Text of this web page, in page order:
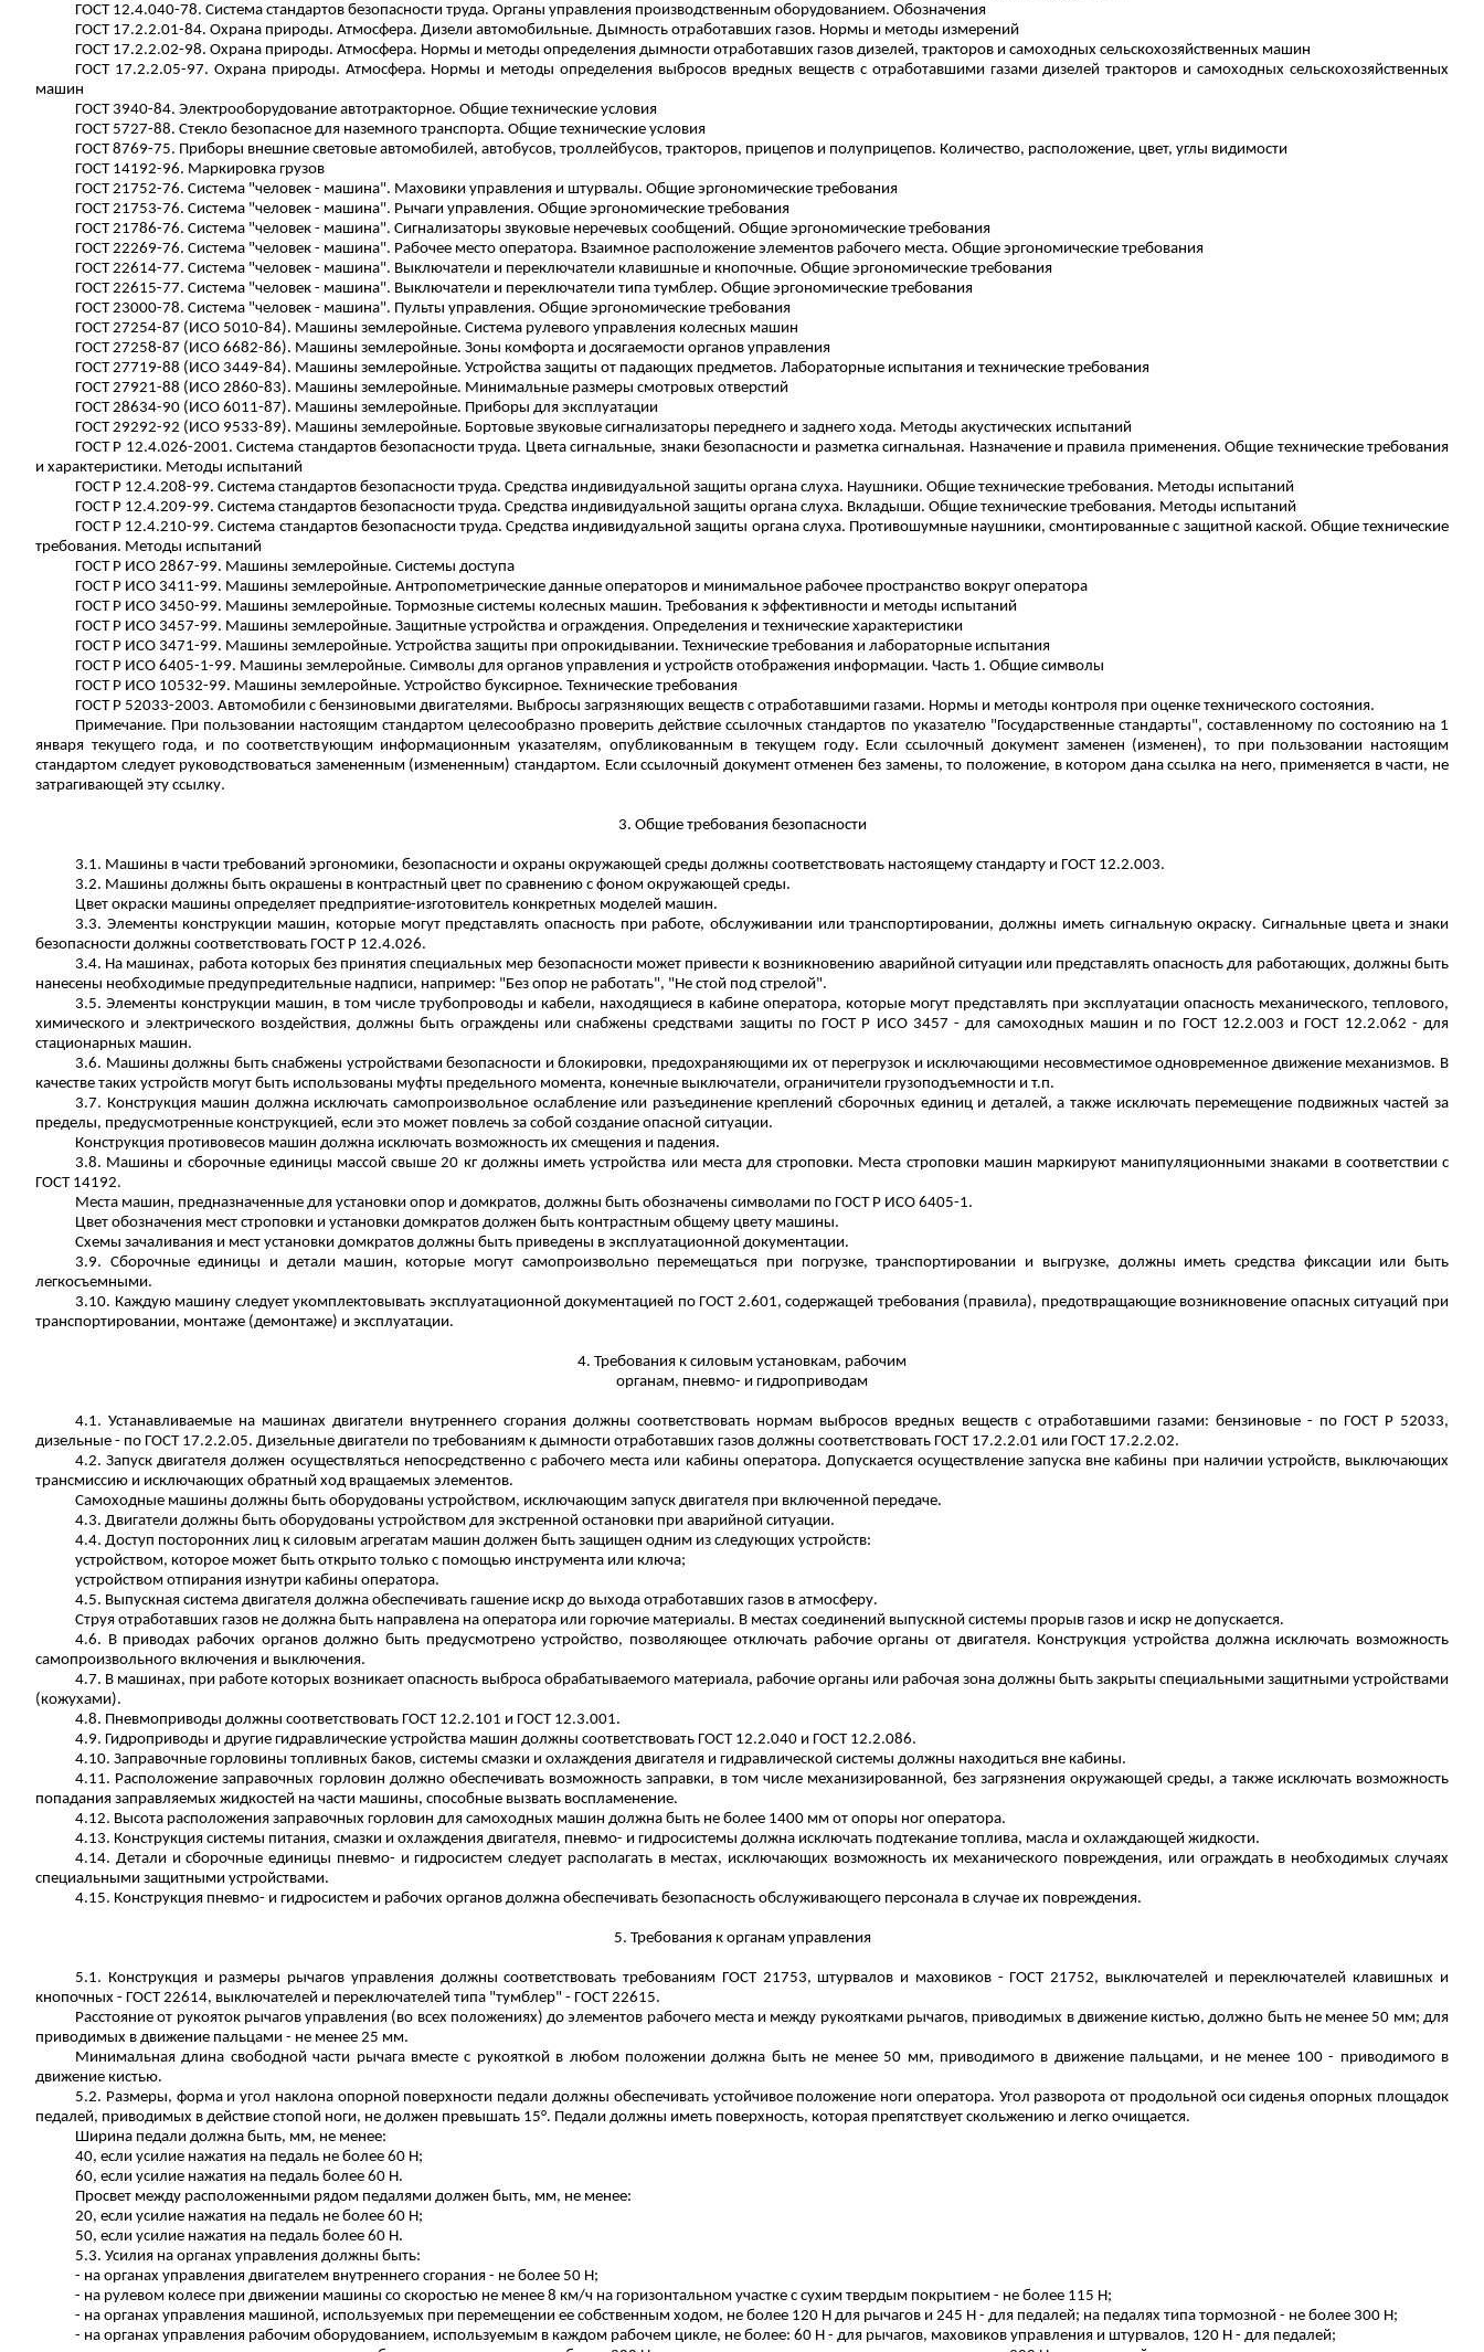
ГОСТ 12.4.040-78. Система стандартов безопасности труда. Органы управления производственным оборудованием. Обозначения
ГОСТ 17.2.2.01-84. Охрана природы. Атмосфера. Дизели автомобильные. Дымность отработавших газов. Нормы и методы измерений
ГОСТ 17.2.2.02-98. Охрана природы. Атмосфера. Нормы и методы определения дымности отработавших газов дизелей, тракторов и самоходных сельскохозяйственных машин
ГОСТ 17.2.2.05-97. Охрана природы. Атмосфера. Нормы и методы определения выбросов вредных веществ с отработавшими газами дизелей тракторов и самоходных сельскохозяйственных
машин
ГОСТ 3940-84. Электрооборудование автотракторное. Общие технические условия
ГОСТ 5727-88. Стекло безопасное для наземного транспорта. Общие технические условия
ГОСТ 8769-75. Приборы внешние световые автомобилей, автобусов, троллейбусов, тракторов, прицепов и полуприцепов. Количество, расположение, цвет, углы видимости
ГОСТ 14192-96. Маркировка грузов
ГОСТ 21752-76. Система "человек - машина". Маховики управления и штурвалы. Общие эргономические требования
ГОСТ 21753-76. Система "человек - машина". Рычаги управления. Общие эргономические требования
ГОСТ 21786-76. Система "человек - машина". Сигнализаторы звуковые неречевых сообщений. Общие эргономические требования
ГОСТ 22269-76. Система "человек - машина". Рабочее место оператора. Взаимное расположение элементов рабочего места. Общие эргономические требования
ГОСТ 22614-77. Система "человек - машина". Выключатели и переключатели клавишные и кнопочные. Общие эргономические требования
ГОСТ 22615-77. Система "человек - машина". Выключатели и переключатели типа тумблер. Общие эргономические требования
ГОСТ 23000-78. Система "человек - машина". Пульты управления. Общие эргономические требования
ГОСТ 27254-87 (ИСО 5010-84). Машины землеройные. Система рулевого управления колесных машин
ГОСТ 27258-87 (ИСО 6682-86). Машины землеройные. Зоны комфорта и досягаемости органов управления
ГОСТ 27719-88 (ИСО 3449-84). Машины землеройные. Устройства защиты от падающих предметов. Лабораторные испытания и технические требования
ГОСТ 27921-88 (ИСО 2860-83). Машины землеройные. Минимальные размеры смотровых отверстий
ГОСТ 28634-90 (ИСО 6011-87). Машины землеройные. Приборы для эксплуатации
ГОСТ 29292-92 (ИСО 9533-89). Машины землеройные. Бортовые звуковые сигнализаторы переднего и заднего хода. Методы акустических испытаний
ГОСТ Р 12.4.026-2001. Система стандартов безопасности труда. Цвета сигнальные, знаки безопасности и разметка сигнальная. Назначение и правила применения. Общие технические требования
и характеристики. Методы испытаний
ГОСТ Р 12.4.208-99. Система стандартов безопасности труда. Средства индивидуальной защиты органа слуха. Наушники. Общие технические требования. Методы испытаний
ГОСТ Р 12.4.209-99. Система стандартов безопасности труда. Средства индивидуальной защиты органа слуха. Вкладыши. Общие технические требования. Методы испытаний
ГОСТ Р 12.4.210-99. Система стандартов безопасности труда. Средства индивидуальной защиты органа слуха. Противошумныенаушники, смонтированные с защитной каской. Общие технические
требования. Методы испытаний
ГОСТ Р ИСО 2867-99. Машины землеройные. Системы доступа
ГОСТ Р ИСО 3411-99. Машины землеройные. Антропометрические данные операторов и минимальное рабочее пространство вокруг оператора
ГОСТ Р ИСО 3450-99. Машины землеройные. Тормозные системы колесных машин. Требования к эффективности и методы испытаний
ГОСТ Р ИСО 3457-99. Машины землеройные. Защитные устройства и ограждения. Определения и технические характеристики
ГОСТ Р ИСО 3471-99. Машины землеройные. Устройства защиты при опрокидывании. Технические требования и лабораторные испытания
ГОСТ Р ИСО 6405-1-99. Машины землеройные. Символы для органов управления и устройств отображения информации. Часть 1. Общие символы
ГОСТ Р ИСО 10532-99. Машины землеройные. Устройство буксирное. Технические требования
ГОСТ Р 52033-2003. Автомобили с бензиновыми двигателями. Выбросы загрязняющих веществ с отработавшими газами. Нормы и методы контроля при оценке технического состояния.
Примечание. При пользовании настоящим стандартом целесообразно проверить действие ссылочных стандартов по указателю "Государственные стандарты", составленному по состоянию на 1
января текущего года, и по соответствующим информационным указателям, опубликованным в текущем году. Если ссылочный документ заменен (изменен), то при пользовании настоящим
стандартом следует руководствоваться замененным (измененным) стандартом. Если ссылочный документ отменен без замены, то положение, в котором дана ссылка на него, применяется в части, не
затрагивающей эту ссылку.
3. Общие требования безопасности
3.1. Машины в части требований эргономики, безопасности и охраны окружающей среды должны соответствовать настоящему стандарту и ГОСТ 12.2.003.
3.2. Машины должны быть окрашены в контрастный цвет по сравнению с фоном окружающей среды.
Цвет окраски машины определяет предприятие-изготовитель конкретных моделей машин.
3.3. Элементы конструкции машин, которые могут представлять опасность при работе, обслуживании или транспортировании, должны иметь сигнальную окраску. Сигнальные цвета и знаки
безопасности должны соответствовать ГОСТ Р 12.4.026.
3.4. На машинах, работа которых без принятия специальных мер безопасности может привести к возникновению аварийной ситуации или представлять опасность для работающих, должны быть
нанесены необходимые предупредительные надписи, например: "Без опор не работать", "Не стой под стрелой".
3.5. Элементы конструкции машин, в том числе трубопроводы и кабели, находящиеся в кабине оператора, которые могут представлять при эксплуатации опасность механического, теплового,
химического и электрического воздействия, должны быть ограждены или снабжены средствами защиты по ГОСТ Р ИСО 3457 - для самоходных машин и по ГОСТ 12.2.003 и ГОСТ 12.2.062 - для
стационарных машин.
3.6. Машины должны быть снабжены устройствами безопасности и блокировки, предохраняющими их от перегрузок и исключающими несовместимое одновременное движение механизмов. В
качестве таких устройств могут быть использованы муфты предельного момента, конечные выключатели, ограничители грузоподъемности и т.п.
3.7. Конструкция машин должна исключать самопроизвольное ослабление или разъединение креплений сборочных единиц и деталей, а также исключать перемещение подвижных частей за
пределы, предусмотренные конструкцией, если это может повлечь за собой создание опасной ситуации.
Конструкция противовесов машин должна исключать возможность их смещения и падения.
3.8. Машины и сборочные единицы массой свыше 20 кг должны иметь устройства или места длястроповки. Места строповкимашин маркируют манипуляционными знаками в соответствии с
ГОСТ 14192.
Места машин, предназначенные для установки опор и домкратов, должны быть обозначены символами по ГОСТ Р ИСО 6405-1.
Цвет обозначения мест строповки и установки домкратов должен быть контрастным общему цвету машины.
Схемы зачаливания и мест установки домкратов должны быть приведены в эксплуатационной документации.
3.9. Сборочные единицы и детали машин, которые могут самопроизвольно перемещаться при погрузке, транспортировании и выгрузке, должны иметь средства фиксации или быть
легкосъемными.
3.10. Каждую машину следует укомплектовывать эксплуатационной документацией по ГОСТ 2.601, содержащей требования (правила), предотвращающие возникновение опасных ситуаций при
транспортировании, монтаже (демонтаже) и эксплуатации.
4. Требования к силовым установкам, рабочим
органам, пневмо- и гидроприводам
4.1. Устанавливаемые на машинах двигатели внутреннего сгорания должны соответствовать нормам выбросов вредных веществ с отработавшими газами: бензиновые - по ГОСТ Р 52033,
дизельные - по ГОСТ 17.2.2.05. Дизельные двигатели по требованиям к дымности отработавших газов должны соответствовать ГОСТ 17.2.2.01 или ГОСТ 17.2.2.02.
4.2. Запуск двигателя должен осуществляться непосредственно с рабочего места или кабины оператора. Допускается осуществление запуска вне кабины при наличии устройств, выключающих
трансмиссию и исключающих обратный ход вращаемых элементов.
Самоходные машины должны быть оборудованы устройством, исключающим запуск двигателя при включенной передаче.
4.3. Двигатели должны быть оборудованы устройством для экстренной остановки при аварийной ситуации.
4.4. Доступ посторонних лиц к силовым агрегатам машин должен быть защищен одним из следующих устройств:
устройством, которое может быть открыто только с помощью инструмента или ключа;
устройством отпирания изнутри кабины оператора.
4.5. Выпускная система двигателя должна обеспечивать гашение искр до выхода отработавших газов в атмосферу.
Струя отработавших газов не должна быть направлена на оператора или горючие материалы. В местах соединений выпускной системы прорыв газов и искр не допускается.
4.6. В приводах рабочих органов должно быть предусмотрено устройство, позволяющее отключать рабочие органы от двигателя. Конструкция устройства должна исключать возможность
самопроизвольного включения и выключения.
4.7. В машинах, при работе которых возникает опасность выброса обрабатываемого материала, рабочие органы или рабочая зона должны быть закрыты специальными защитными устройствами
(кожухами).
4.8. Пневмоприводы должны соответствовать ГОСТ 12.2.101 и ГОСТ 12.3.001.
4.9. Гидроприводы и другие гидравлические устройства машин должны соответствовать ГОСТ 12.2.040 и ГОСТ 12.2.086.
4.10. Заправочные горловины топливных баков, системы смазки и охлаждения двигателя и гидравлической системы должны находиться вне кабины.
4.11. Расположение заправочных горловин должно обеспечивать возможность заправки, в том числе механизированной, без загрязнения окружающей среды, а также исключать возможность
попадания заправляемых жидкостей на части машины, способные вызвать воспламенение.
4.12. Высота расположения заправочных горловин для самоходных машин должна быть не более 1400 мм от опоры ног оператора.
4.13. Конструкция системы питания, смазки и охлаждения двигателя, пневмо- и гидросистемы должна исключать подтекание топлива, масла и охлаждающей жидкости.
4.14. Детали и сборочные единицы пневмо- и гидросистем следует располагать в местах, исключающих возможность их механического повреждения, или ограждать в необходимых случаях
специальными защитными устройствами.
4.15. Конструкция пневмо- и гидросистем и рабочих органов должна обеспечивать безопасность обслуживающего персонала в случае их повреждения.
5. Требования к органам управления
5.1. Конструкция и размеры рычагов управления должны соответствовать требованиям ГОСТ 21753, штурвалов и маховиков - ГОСТ 21752, выключателей и переключателей клавишных и
кнопочных - ГОСТ 22614, выключателей и переключателей типа "тумблер" - ГОСТ 22615.
Расстояние от рукояток рычагов управления (во всех положениях) до элементов рабочего места и между рукоятками рычагов, приводимых в движение кистью, должно быть не менее 50 мм; для
приводимых в движение пальцами - не менее 25 мм.
Минимальная длина свободной части рычага вместе с рукояткой в любом положении должна быть не менее 50 мм, приводимого в движение пальцами, и не менее 100 - приводимого в
движение кистью.
5.2. Размеры, форма и угол наклона опорной поверхности педали должны обеспечивать устойчивое положение ноги оператора. Угол разворота от продольной оси сиденья опорных площадок
педалей, приводимых в действие стопой ноги, не должен превышать 15°. Педали должны иметь поверхность, которая препятствует скольжению и легко очищается.
Ширина педали должна быть, мм, не менее:
40, если усилие нажатия на педаль не более 60 Н;
60, если усилие нажатия на педаль более 60 Н.
Просвет между расположенными рядом педалями должен быть, мм, не менее:
20, если усилие нажатия на педаль не более 60 Н;
50, если усилие нажатия на педаль более 60 Н.
5.3. Усилия на органах управления должны быть:
- на органах управления двигателем внутреннего сгорания - не более 50 Н;
- на рулевом колесе при движении машины со скоростью не менее 8 км/ч на горизонтальном участке с сухим твердым покрытием - не более 115 Н;
- на органах управления машиной, используемых при перемещении ее собственным ходом, не более 120 Н для рычагов и 245 Н - для педалей; на педалях типа тормозной - не более 300 Н;
- на органах управления рабочим оборудованием, используемым в каждом рабочем цикле, не более: 60 Н - для рычагов, маховиков управления и штурвалов, 120 Н - для педалей;